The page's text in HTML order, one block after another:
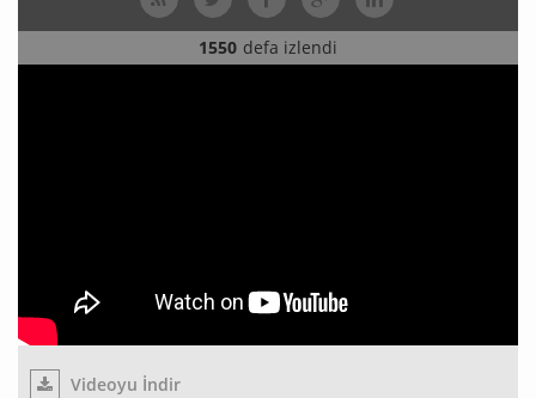
1550 defa izlendi
Videoyu İndir